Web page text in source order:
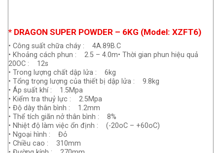
* DRAGON SUPER POWDER – 6KG (Model: XZFT6)
• Công suất chữa cháy : 4A.89B.C
• Khoảng cách phun : 2.5 – 4.0m• Thời gian phun hiệu quả
20OC : 12s
• Trong lượng chất dập lửa : 6kg
• Tổng trọng lượng của thiết bị dập lửa : 9.8kg
• Áp suất khí : 1.5Mpa
• Kiểm tra thuỷ lực : 2.5Mpa
• Độ dày thân bình : 1.2mm
• Thể tích giãn nở thân bình : 8%
• Nhiệt độ làm việc ổn định : (-20oC – +60oC)
• Ngoại hình : Đỏ
• Chiều cao : 310mm